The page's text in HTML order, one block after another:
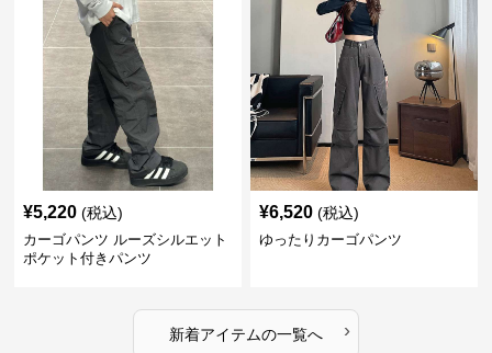
¥5,220 (税込)
カーゴパンツ ルーズシルエット
ポケット付きパンツ
¥6,520 (税込)
ゆったりカーゴパンツ
新着アイテムの一覧へ ›